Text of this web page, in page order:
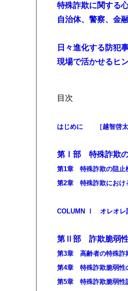
特殊詐欺に関する
自治体、警察、金
日々進化する防犯
現場で活かせるヒ
目次
はじめに ［越智啓太
第Ⅰ部 特殊詐欺の
第1章 特殊詐欺の阻止
第2章 特殊詐欺にお
COLUMN Ⅰ オレオレ
第Ⅱ部 詐欺脆弱性
第3章 高齢者の特殊詐
第4章 特殊詐欺脆弱
第5章 特殊詐欺脆弱性